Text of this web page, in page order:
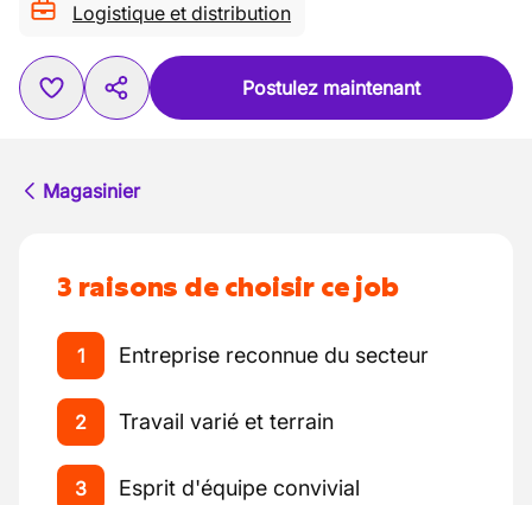
Logistique et distribution
Postulez maintenant
Magasinier
3 raisons de choisir ce job
1 Entreprise reconnue du secteur
2 Travail varié et terrain
3 Esprit d'équipe convivial